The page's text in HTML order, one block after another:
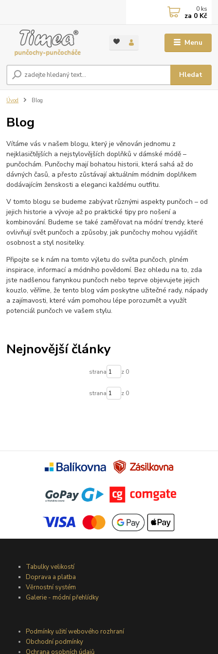
Menu
Hledat
0 ks
za 0 Kč
Úvod Blog
Blog
Vítáme vás v našem blogu, který je věnován jednomu z
nejklasičtějších a nejstylovějších doplňků v dámské módě –
punčochám. Punčochy mají bohatou historii, která sahá až do
dávných časů, a přesto zůstávají aktuálním módním doplňkem
dodávajícím ženskosti a eleganci každému outfitu.
V tomto blogu se budeme zabývat různými aspekty punčoch – od
jejich historie a vývoje až po praktické tipy pro nošení a
kombinování. Budeme se také zaměřovat na módní trendy, které
ovlivňují svět punčoch a způsoby, jak punčochy mohou vyjádřit
osobnost a styl nositelky.
Připojte se k nám na tomto výletu do světa punčoch, plném
inspirace, informací a módního povědomí. Bez ohledu na to, zda
jste nadšenou fanynkou punčoch nebo teprve objevujete jejich
kouzlo, věříme, že tento blog vám poskytne užitečné rady, nápady
a zajímavosti, které vám pomohou lépe porozumět a využít
potenciál punčoch ve vašem stylu.
Nejnovější články
strana z 0
strana z 0
Tabulky velikostí
Doprava a platba
Věrnostní systém
Galerie - módní přehlídky
Podmínky užití webového rozhraní
Obchodní podmínky
Ochrana osobních údajů